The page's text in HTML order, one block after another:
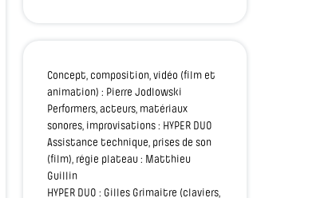
Concept, composition, vidéo (film et
animation) : Pierre Jodlowski
Performers, acteurs, matériaux
sonores, improvisations : HYPER DUO
Assistance technique, prises de son
(film), régie plateau : Matthieu
Guillin
HYPER DUO : Gilles Grimaitre (claviers,